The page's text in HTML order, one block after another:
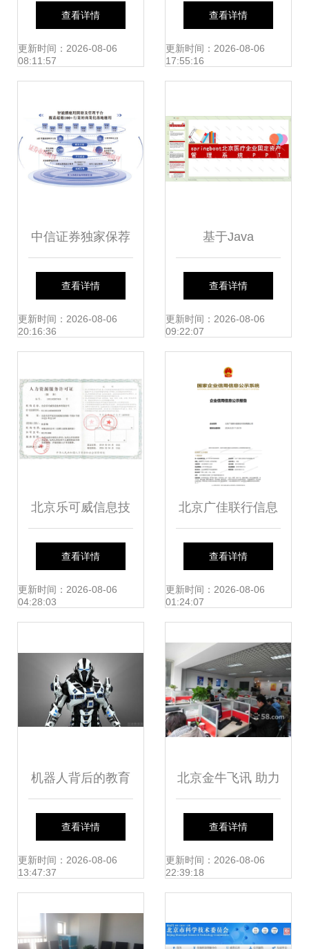
席信息官制度建设
指南系列宣贯活动
查看详情
更新时间：2026-08-06
08:11:57
技术股份荣
获“2012中国电子
号，引领企业信息
技术咨询服务新浪
查看详情
更新时间：2026-08-06
17:55:16
中信证券独家保荐
90后北大硕士携独
角兽冲刺港股，北
询新篇章
查看详情
更新时间：2026-08-06
20:16:36
基于Java
Springboot的北京
医疗企业固定资产
用
查看详情
更新时间：2026-08-06
09:22:07
北京乐可威信息技
术 赋能企业数字化
转型的可靠伙伴
查看详情
更新时间：2026-08-06
04:28:03
北京广佳联行信息
技术咨询 企业工商
信息快照服务助力
查看详情
更新时间：2026-08-06
01:24:07
机器人背后的教育
新动力 瓦力深度解
析北京企业信息技
查看详情
更新时间：2026-08-06
13:47:37
北京金牛飞讯 助力
企业信息技术咨询
服务的智慧之选
查看详情
更新时间：2026-08-06
22:39:18